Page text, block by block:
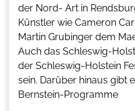
der Nord- Art in
Künstler wie Cameron
Martin Grubinger dem
Auch das Schleswig-
der Schleswig-Holstein
sein. Darüber hinaus gibt
Bernstein-Programme